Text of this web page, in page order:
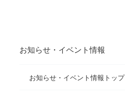
お知らせ・イベント情報
お知らせ・イベント情報トップ